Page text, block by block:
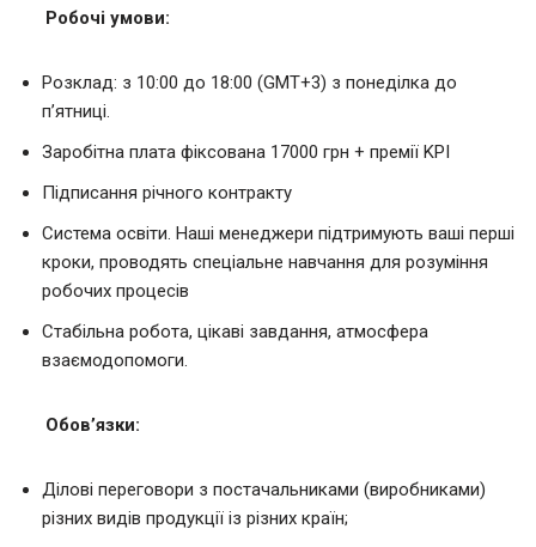
Робочі умови:
Розклад: з 10:00 до 18:00 (GMT+3) з понеділка до
п’ятниці.
Заробітна плата фіксована 17000 грн + премії KPI
Підписання річного контракту
Система освіти. Наші менеджери підтримують ваші перші
кроки, проводять спеціальне навчання для розуміння
робочих процесів
Стабільна робота, цікаві завдання, атмосфера
взаємодопомоги.
Обов’язки:
Ділові переговори з постачальниками (виробниками)
різних видів продукції із різних країн;